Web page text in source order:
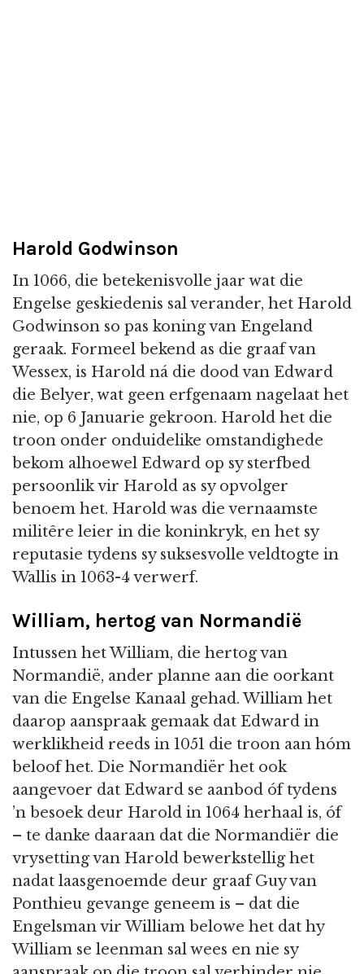
Harold Godwinson
In 1066, die betekenisvolle jaar wat die
Engelse geskiedenis sal verander, het Harold
Godwinson so pas koning van Engeland
geraak. Formeel bekend as die graaf van
Wessex, is Harold ná die dood van Edward
die Belyer, wat geen erfgenaam nagelaat het
nie, op 6 Januarie gekroon. Harold het die
troon onder onduidelike omstandighede
bekom alhoewel Edward op sy sterfbed
persoonlik vir Harold as sy opvolger
benoem het. Harold was die vernaamste
militêre leier in die koninkryk, en het sy
reputasie tydens sy suksesvolle veldtogte in
Wallis in 1063-4 verwerf.
William, hertog van Normandië
Intussen het William, die hertog van
Normandië, ander planne aan die oorkant
van die Engelse Kanaal gehad. William het
daarop aanspraak gemaak dat Edward in
werklikheid reeds in 1051 die troon aan hóm
beloof het. Die Normandiër het ook
aangevoer dat Edward se aanbod óf tydens
’n besoek deur Harold in 1064 herhaal is, óf
– te danke daaraan dat die Normandiër die
vrysetting van Harold bewerkstellig het
nadat laasgenoemde deur graaf Guy van
Ponthieu gevange geneem is – dat die
Engelsman vir William belowe het dat hy
William se leenman sal wees en nie sy